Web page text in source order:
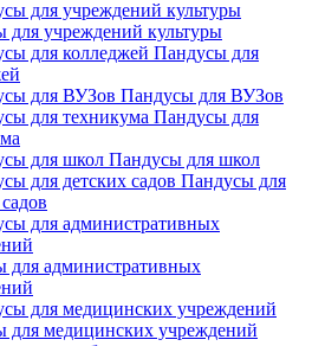
для учреждений культуры
Пандусы для
Пандусы для ВУЗов
Пандусы для
Пандусы для школ
Пандусы для
для административных
для медицинских учреждений